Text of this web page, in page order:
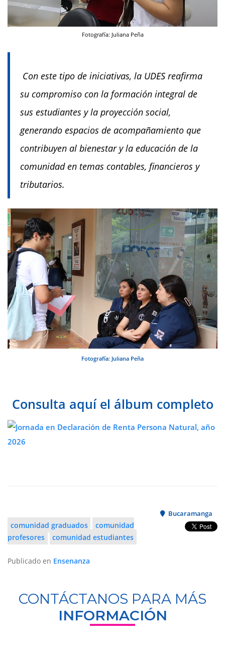
Fotografía: Juliana Peña
Con este tipo de iniciativas, la UDES reafirma
su compromiso con la formación integral de
sus estudiantes y la proyección social,
generando espacios de acompañamiento que
contribuyen al bienestar y la educación de la
comunidad en temas contables, financieros y
tributarios.
Fotografía: Juliana Peña
Consulta aquí el álbum completo
Bucaramanga
comunidad graduados
comunidad
profesores
comunidad estudiantes
Publicado en Ensenanza
CONTÁCTANOS PARA MÁS
INFORMACIÓN